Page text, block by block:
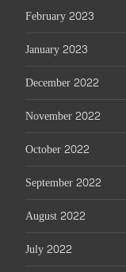
February 2023
January 2023
December 2022
November 2022
October 2022
September 2022
August 2022
July 2022